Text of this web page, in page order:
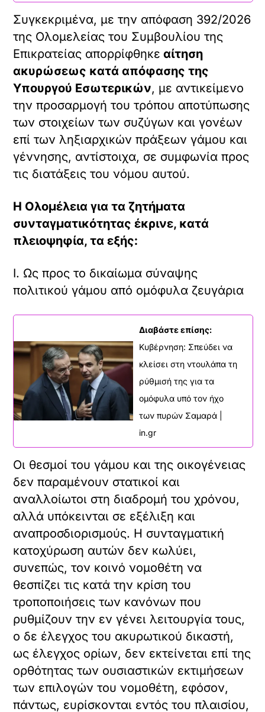
Συγκεκριμένα, με την απόφαση 392/2026
της Ολομελείας του Συμβουλίου της
Επικρατείας απορρίφθηκε αίτηση
ακυρώσεως κατά απόφασης της
Υπουργού Εσωτερικών, με αντικείμενο
την προσαρμογή του τρόπου αποτύπωσης
των στοιχείων των συζύγων και γονέων
επί των ληξιαρχικών πράξεων γάμου και
γέννησης, αντίστοιχα, σε συμφωνία προς
τις διατάξεις του νόμου αυτού.
Η Ολομέλεια για τα ζητήματα
συνταγματικότητας έκρινε, κατά
πλειοψηφία, τα εξής:
Ι. Ως προς το δικαίωμα σύναψης
πολιτικού γάμου από ομόφυλα ζευγάρια
Διαβάστε επίσης:
Κυβέρνηση: Σπεύδει να
κλείσει στη ντουλάπα τη
ρύθμισή της για τα
ομόφυλα υπό τον ήχο
των πυρών Σαμαρά |
in.gr
Οι θεσμοί του γάμου και της οικογένειας
δεν παραμένουν στατικοί και
αναλλοίωτοι στη διαδρομή του χρόνου,
αλλά υπόκεινται σε εξέλιξη και
αναπροσδιορισμούς. Η συνταγματική
κατοχύρωση αυτών δεν κωλύει,
συνεπώς, τον κοινό νομοθέτη να
θεσπίζει τις κατά την κρίση του
τροποποιήσεις των κανόνων που
ρυθμίζουν την εν γένει λειτουργία τους,
ο δε έλεγχος του ακυρωτικού δικαστή,
ως έλεγχος ορίων, δεν εκτείνεται επί της
ορθότητας των ουσιαστικών εκτιμήσεων
των επιλογών του νομοθέτη, εφόσον,
πάντως, ευρίσκονται εντός του πλαισίου,